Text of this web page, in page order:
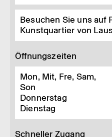
Besuchen Sie uns auf
Kunstquartier von
Öffnungszeiten
Mon, Mit, Fre, Sam,
Son
Donnerstag
Dienstag
Schneller Zugang